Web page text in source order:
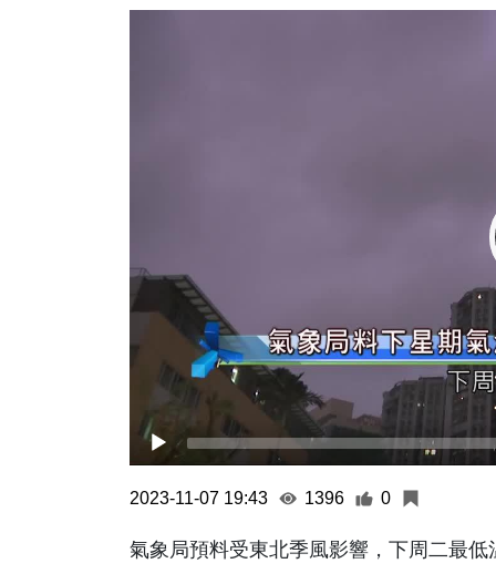
2023-11-07 19:43 1396 0
氣象局預料受東北季風影響，下周二最低